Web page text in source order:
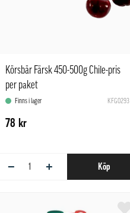
Körsbär Färsk 450-500g Chile-pris
per paket
Finns i lager KFG0293
78 kr
− + Köp